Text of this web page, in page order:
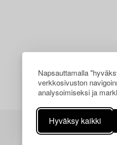
Napsauttamalla
verkkosivuston
analysoimiseksi ja
Hyväksy kaikki